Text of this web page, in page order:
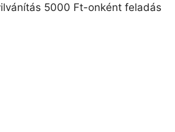
5000 Ft-onként feladás